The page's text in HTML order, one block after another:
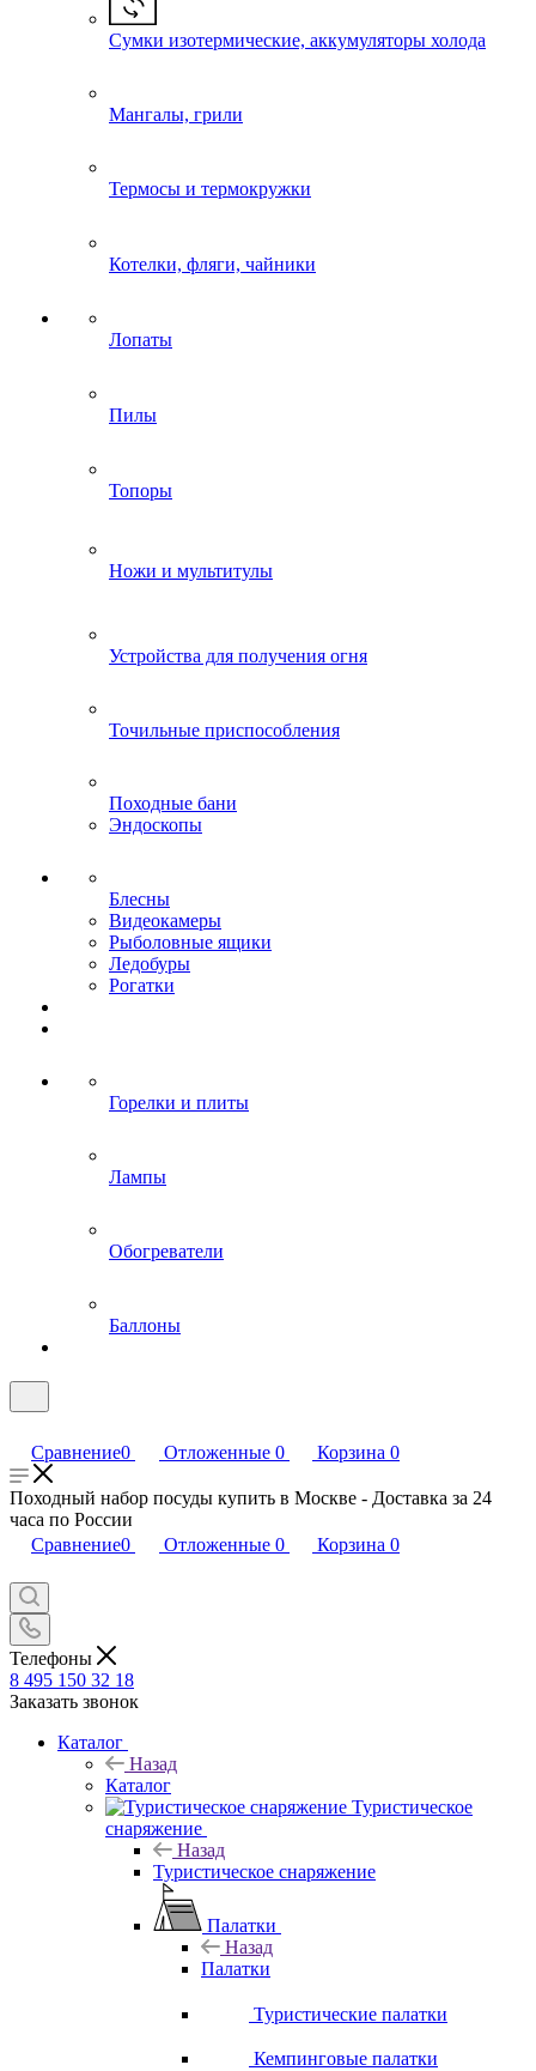
Сумки изотермические, аккумуляторы холода
Мангалы, грили
Термосы и термокружки
Котелки, фляги, чайники
Лопаты
Пилы
Топоры
Ножи и мультитулы
Устройства для получения огня
Точильные приспособления
Походные бани
Эндоскопы
Блесны
Видеокамеры
Рыболовные ящики
Ледобуры
Рогатки
Горелки и плиты
Лампы
Обогреватели
Баллоны
Сравнение0 Отложенные 0 Корзина 0
Походный набор посуды купить в Москве - Доставка за 24
часа по России
Сравнение0 Отложенные 0 Корзина 0
Телефоны
8 495 150 32 18
Заказать звонок
Каталог
Назад
Каталог
Туристическое
снаряжение
Назад
Туристическое снаряжение
Палатки
Назад
Палатки
Туристические палатки
Кемпинговые палатки